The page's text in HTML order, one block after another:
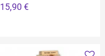
15,90 €